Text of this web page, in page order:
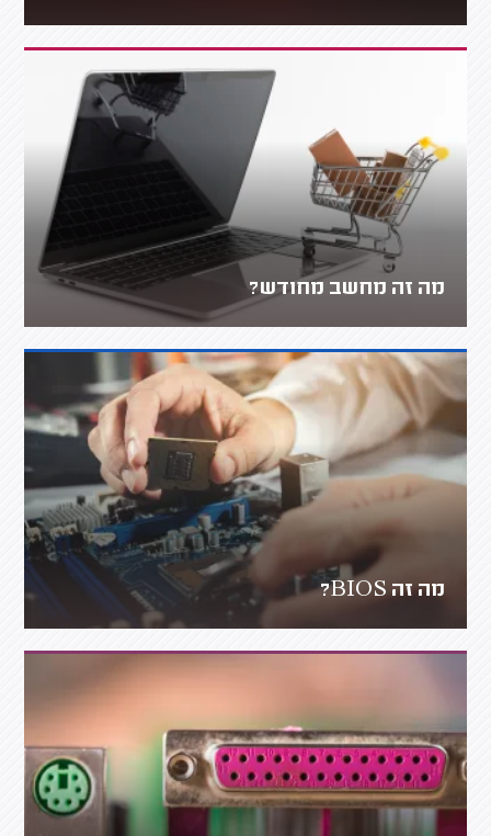
מה זה מחשב מחודש?
מה זה BIOS?